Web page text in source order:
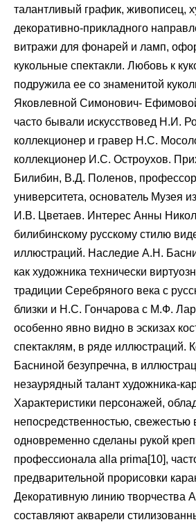
талантливый график, живописец,
декоративно-прикладного
витражи для фонарей и ламп,
кукольные спектакли. Любовь к
подружила ее со знаменитой
Яковлевной Симонович-
часто бывали искусствовед Н.И.
коллекционер и гравер Н.С.
коллекционер И.С. Остроухов.
Билибин, В.Д. Поленов,
университета, основатель Музея
И.В. Цветаев. Интерес Анны
билибинскому русскому стилю
иллюстраций. Наследие А.Н.
как художника технически
традиции Серебряного века с
близки и Н.С. Гончарова с М.Ф.
особенно явно видно в эскизах
спектаклям, в ряде иллюстраций.
Басниной безупречна, в
незаурядный талант художника-
Характеристики персонажей,
непосредственностью, свежестью
одновременно сделаны рукой
профессионала alla prima[10],
предварительной прорисовки
Декоративную линию творчества
составляют акварели